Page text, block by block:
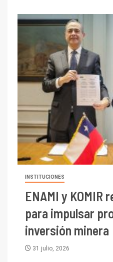
INSTITUCIONES
ENAMI y KOMIR
para impulsar
inversión minera
31 julio, 2026